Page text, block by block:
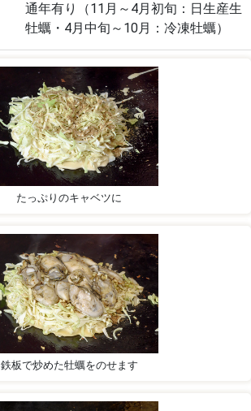
通年有り（11月～4月初旬：日生産生
牡蠣・4月中旬～10月：冷凍牡蠣）
たっぷりのキャベツに
鉄板で炒めた牡蠣をのせます